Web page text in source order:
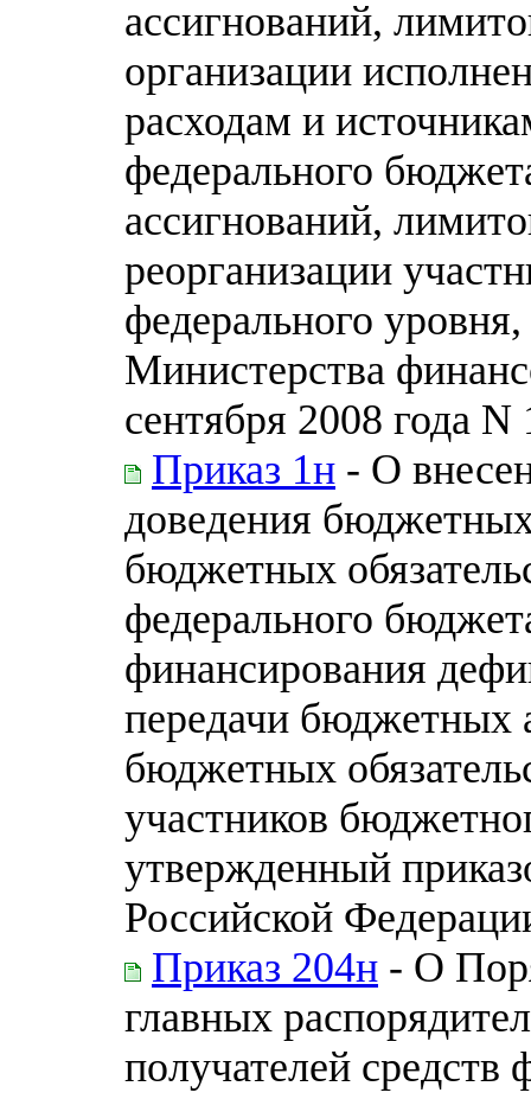
ассигнований,
организации
расходам и
федерального
ассигнований,
реорганизации
федерального
Министерства
сентября 2008 года N
Приказ 1н - О
доведения
бюджетных
федерального
финансирования
передачи бюджетных
бюджетных
участников
утвержденный
Российской
Приказ 204н - О
главных
получателей средств